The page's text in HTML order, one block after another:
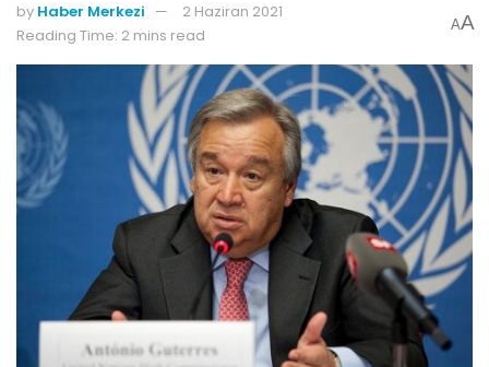
by Haber Merkezi
2 Haziran 2021
Reading Time: 2 mins read
AA